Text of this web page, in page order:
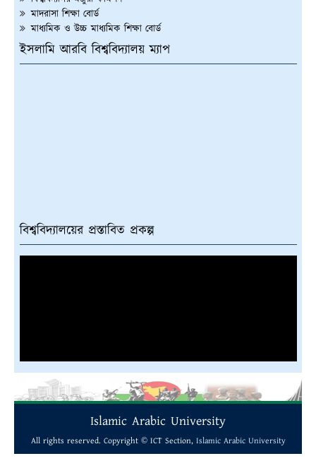
মাদরাসা শিক্ষা বোর্ড
মাধ্যমিক ও উচ্চ মাধ্যমিক শিক্ষা বোর্ড
ইসলামি আরবি বিশ্ববিদ্যালয় ম্যাপ
বিশ্ববিদ্যালয়ের প্রস্তাবিত প্রকল্প
Islamic Arabic University
All rights reserved. Copyright © ICT Section, Islamic Arabic University